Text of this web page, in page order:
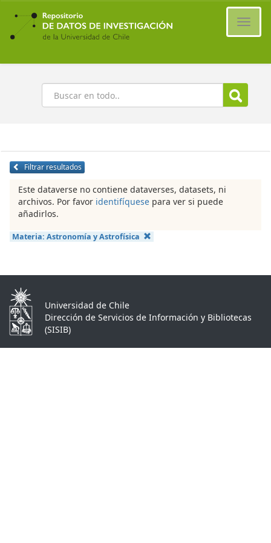
Ir
contenido
principal
Buscar
Filtrar resultados
Este dataverse no contiene dataverses, datasets, ni
archivos. Por favor identifíquese para ver si puede
añadirlos.
Materia: Astronomía y Astrofísica
Universidad de Chile
Dirección de Servicios de Información y Bibliotecas
(SISIB)